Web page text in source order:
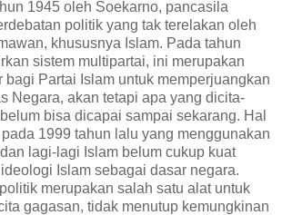
1945 oleh Soekarno, pancasila
politik yang tak terelakan oleh
khususnya Islam. Pada tahun
sistem multipartai, ini merupakan
bagi Partai Islam untuk memperjuangkan
Negara, akan tetapi apa yang dicita-
bisa dicapai sampai sekarang. Hal
1999 tahun lalu yang menggunakan
lagi-lagi Islam belum cukup kuat
Islam sebagai dasar negara.
merupakan salah satu alat untuk
gagasan, tidak menutup kemungkinan